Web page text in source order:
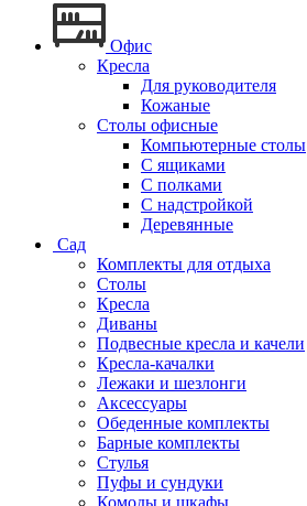
Офис
Кресла
Для руководителя
Кожаные
Столы офисные
Компьютерные столы
С ящиками
С полками
С надстройкой
Деревянные
Сад
Комплекты для отдыха
Столы
Кресла
Диваны
Подвесные кресла и качели
Кресла-качалки
Лежаки и шезлонги
Аксессуары
Обеденные комплекты
Барные комплекты
Стулья
Пуфы и сундуки